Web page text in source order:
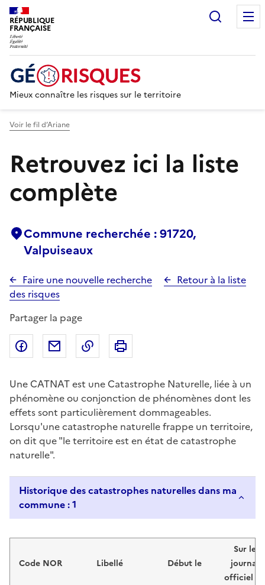
RÉPUBLIQUE
FRANÇAISE
Mieux connaître les risques sur le territoire
Voir le fil d’Ariane
Retrouvez ici la liste
complète
Commune recherchée : 91720,
Valpuiseaux
Faire une nouvelle recherche
Retour à la liste
des risques
Partager la page
Partager sur Facebook
Partager par emailCopier dans le presse-papier
Une CATNAT est une Catastrophe Naturelle, liée à un
phénomène ou conjonction de phénomènes dont les
effets sont particulièrement dommageables.
Lorsqu'une catastrophe naturelle frappe un territoire,
on dit que "le territoire est en état de catastrophe
naturelle".
Historique des catastrophes naturelles dans ma
commune : 1
Code NOR Libellé Début le
Sur le
journal
officiel du